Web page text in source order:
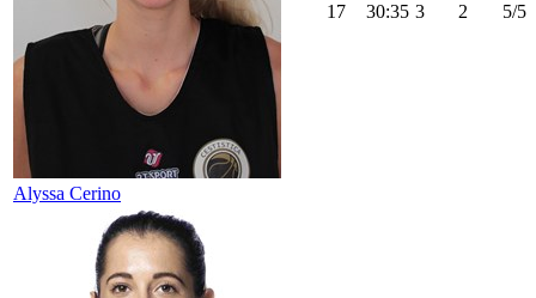
Alyssa Cerino
17 30:35 3 2 5/5